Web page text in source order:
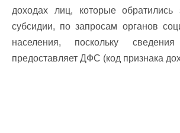
доходах лиц, которые обратились
субсидии, по запросам органов
населения, поскольку
предоставляет ДФС (код признака